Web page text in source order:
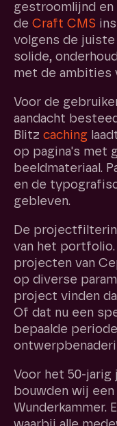
gestroomlijnd en
de Craft CMS
volgens de
solide,
met de ambities
Voor de
aandacht
Blitz caching
op pagina's met
beeldmateriaal.
en de
gebleven.
De
van het portfolio.
projecten van
op diverse
project vinden
Of dat nu een
bepaalde
Voor het 50-jarig
bouwden wij een
Wunderkammer.